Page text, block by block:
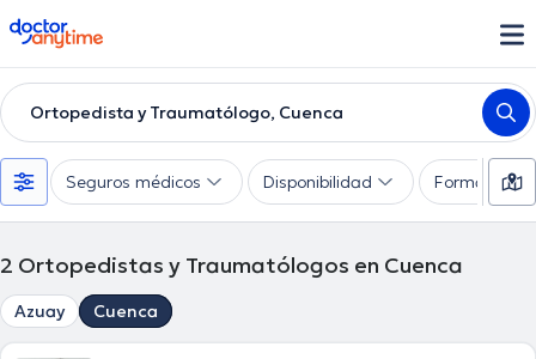
doctoranytime
Ortopedista y Traumatólogo, Cuenca
Seguros médicos Disponibilidad Formas de
2 Ortopedistas y Traumatólogos en Cuenca
Azuay Cuenca